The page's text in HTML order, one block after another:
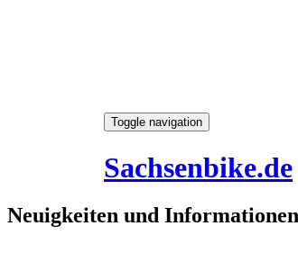
Toggle navigation
Sachsenbike.de
Neuigkeiten und